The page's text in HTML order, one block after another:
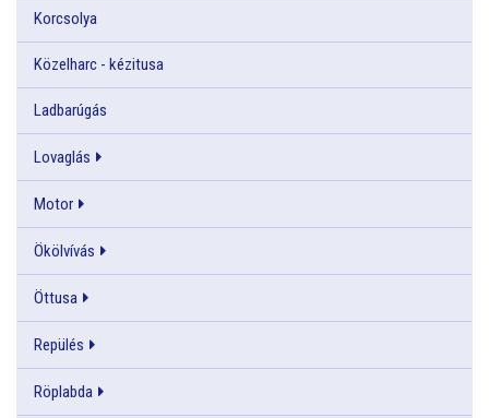
Korcsolya
Közelharc - kézitusa
Ladbarúgás
Lovaglás
Motor
Ökölvívás
Öttusa
Repülés
Röplabda